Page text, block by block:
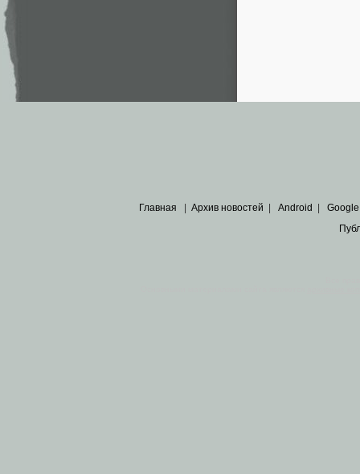
Главная Архив новостей Android Google